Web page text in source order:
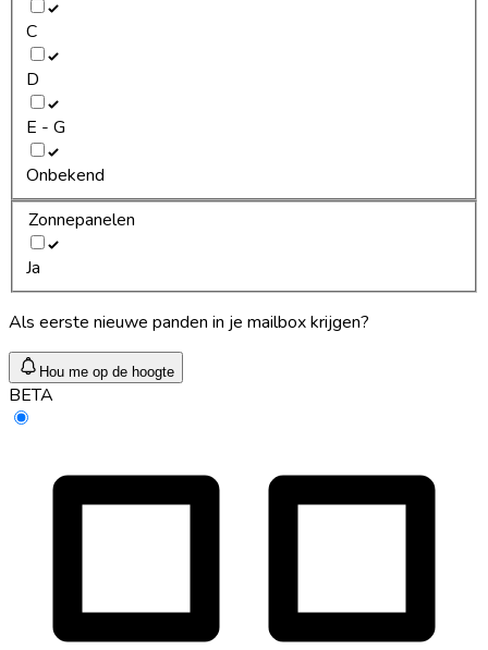
C
D
E - G
Onbekend
Zonnepanelen
Ja
Als eerste nieuwe panden in je mailbox krijgen?
Hou me op de hoogte
BETA